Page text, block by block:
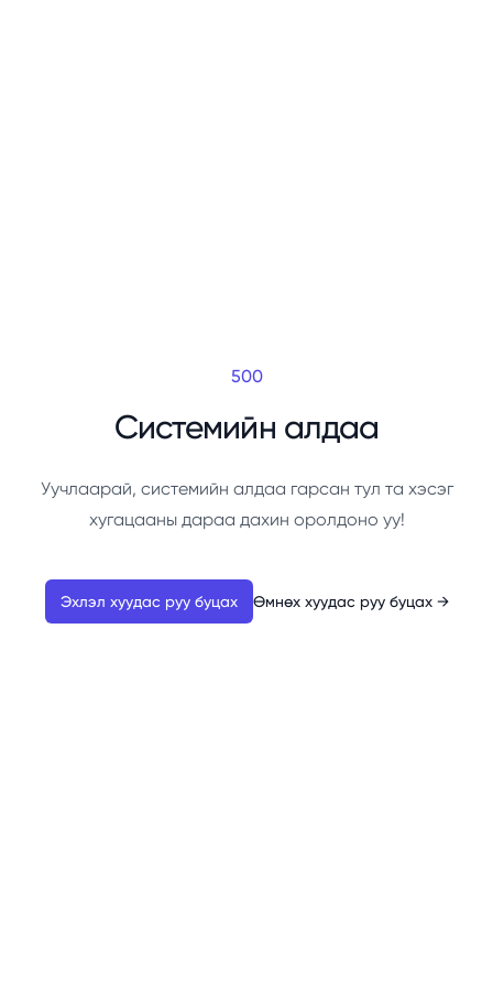
500
Системийн алдаа
Уучлаарай, системийн алдаа гарсан тул та хэсэг
хугацааны дараа дахин оролдоно уу!
Эхлэл хуудас руу буцах Өмнөх хуудас руу буцах →